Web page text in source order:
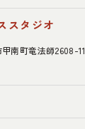
スタジオ
南町竜法師2608-11